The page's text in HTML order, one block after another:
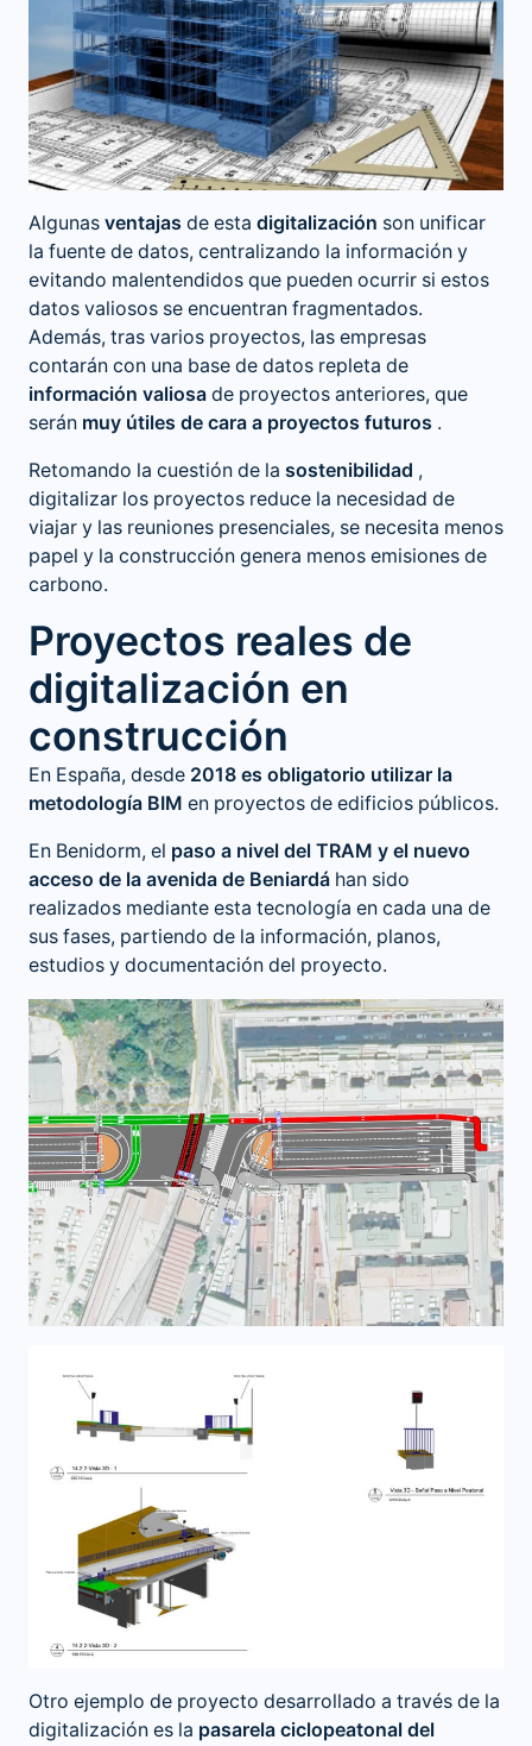
Algunas ventajas de esta digitalización son unificar
la fuente de datos, centralizando la información y
evitando malentendidos que pueden ocurrir si estos
datos valiosos se encuentran fragmentados.
Además, tras varios proyectos, las empresas
contarán con una base de datos repleta de
información valiosa de proyectos anteriores, que
serán muy útiles de cara a proyectos futuros .
Retomando la cuestión de la sostenibilidad ,
digitalizar los proyectos reduce la necesidad de
viajar y las reuniones presenciales, se necesita menos
papel y la construcción genera menos emisiones de
carbono.
Proyectos reales de
digitalización en
construcción
En España, desde 2018 es obligatorio utilizar la
metodología BIM en proyectos de edificios públicos.
En Benidorm, el paso a nivel del TRAM y el nuevo
acceso de la avenida de Beniardá han sido
realizados mediante esta tecnología en cada una de
sus fases, partiendo de la información, planos,
estudios y documentación del proyecto.
Otro ejemplo de proyecto desarrollado a través de la
digitalización es la pasarela ciclopeatonal del